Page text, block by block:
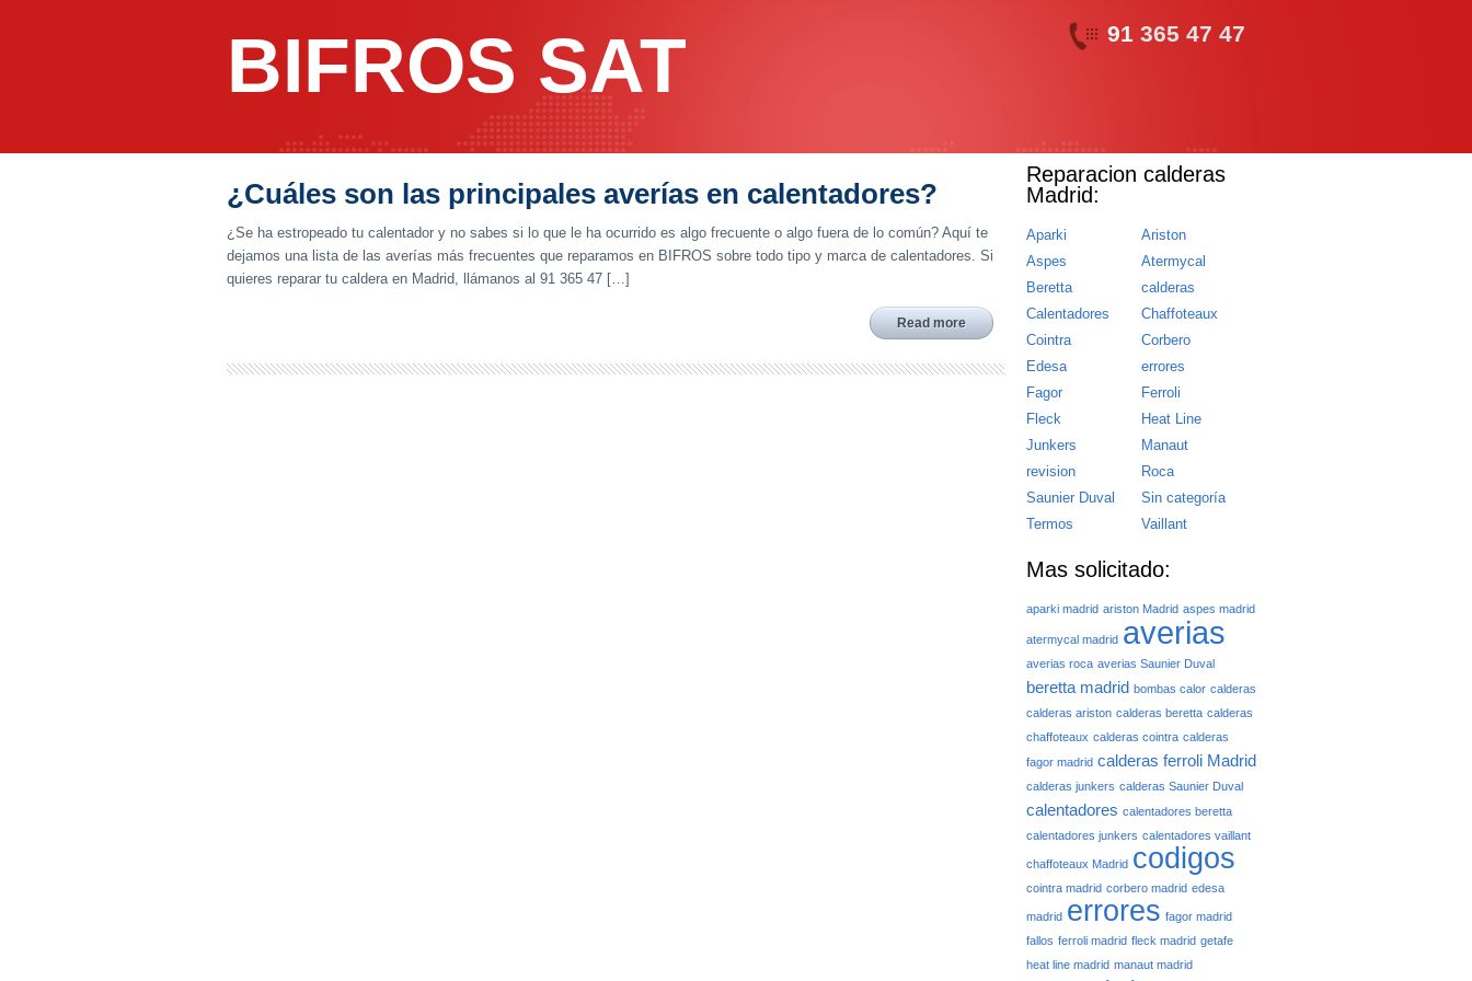
BIFROS SAT 91 365 47 47
¿Cuáles son las principales averías en calentadores?
¿Se ha estropeado tu calentador y no sabes si lo que le ha ocurrido es algo frecuente o algo fuera de lo común? Aquí te
dejamos una lista de las averías más frecuentes que reparamos en BIFROS sobre todo tipo y marca de calentadores. Si
quieres reparar tu caldera en Madrid, llámanos al 91 365 47 […]
Read more
Reparacion calderas
Madrid:
Aparki
Ariston
Aspes
Atermycal
Beretta
calderas
Calentadores
Chaffoteaux
Cointra
Corbero
Edesa
errores
Fagor
Ferroli
Fleck
Heat Line
Junkers
Manaut
revision
Roca
Saunier Duval
Sin categoría
Termos
Vaillant
Mas solicitado:
aparki madrid ariston Madrid aspes madrid
atermycal madrid averias
averias roca averias Saunier Duval
beretta madrid bombas calor calderas
calderas ariston calderas beretta calderas
chaffoteaux calderas cointra calderas
fagor madrid calderas ferroli Madrid
calderas junkers calderas Saunier Duval
calentadores calentadores beretta
calentadores junkers calentadores vaillant
chaffoteaux Madrid codigos
cointra madrid corbero madrid edesa
madrid errores fagor madrid
fallos ferroli madrid fleck madrid getafe
heat line madrid manaut madrid